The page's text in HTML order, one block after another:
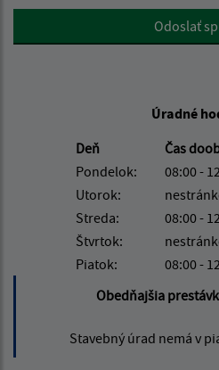
Google reCaptcha ResponseOdoslať
Úradné
Deň
Čas
Pondelok:
08:00 -
Utorok:
Streda:
08:00 -
Štvrtok:
Piatok:
08:00 -
Obedňajšia
Stavebný úrad nemá v